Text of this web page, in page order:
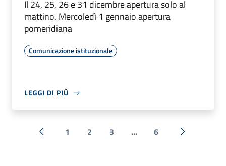
Il 24, 25, 26 e 31 dicembre apertura solo al
mattino. Mercoledì 1 gennaio apertura
pomeridiana
Comunicazione istituzionale
LEGGI DI PIÙ
« Precedente
1 2 3 ... 6 Successiva